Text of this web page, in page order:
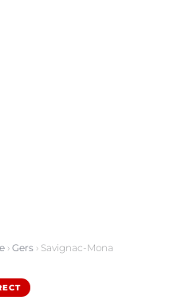
› Gers› Savignac-Mona